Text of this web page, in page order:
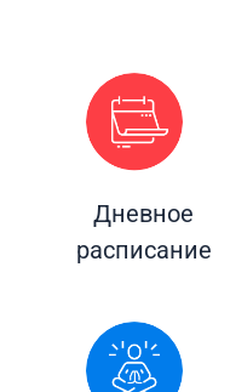
Дневное
расписание